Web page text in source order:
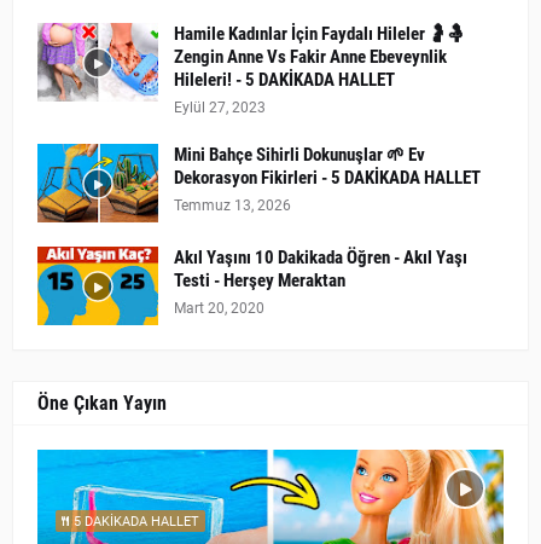
Hamile Kadınlar İçin Faydalı Hileler 🤰🤱
Zengin Anne Vs Fakir Anne Ebeveynlik
Hileleri! - 5 DAKİKADA HALLET
Eylül 27, 2023
Mini Bahçe Sihirli Dokunuşlar 🌱 Ev
Dekorasyon Fikirleri - 5 DAKİKADA HALLET
Temmuz 13, 2026
Akıl Yaşını 10 Dakikada Öğren - Akıl Yaşı
Testi - Herşey Meraktan
Mart 20, 2020
Öne Çıkan Yayın
5 DAKİKADA HALLET